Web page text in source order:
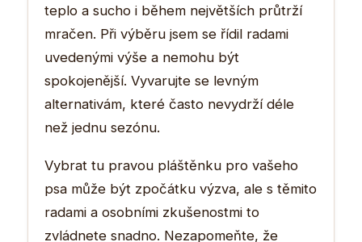
teplo a sucho i během největších průtrží
mračen. Při výběru jsem se řídil radami
uvedenými výše a nemohu být
spokojenější. Vyvarujte se levným
alternativám, které často nevydrží déle
než jednu sezónu.
Vybrat tu pravou pláštěnku pro vašeho
psa může být zpočátku výzva, ale s těmito
radami a osobními zkušenostmi to
zvládnete snadno. Nezapomeňte, že